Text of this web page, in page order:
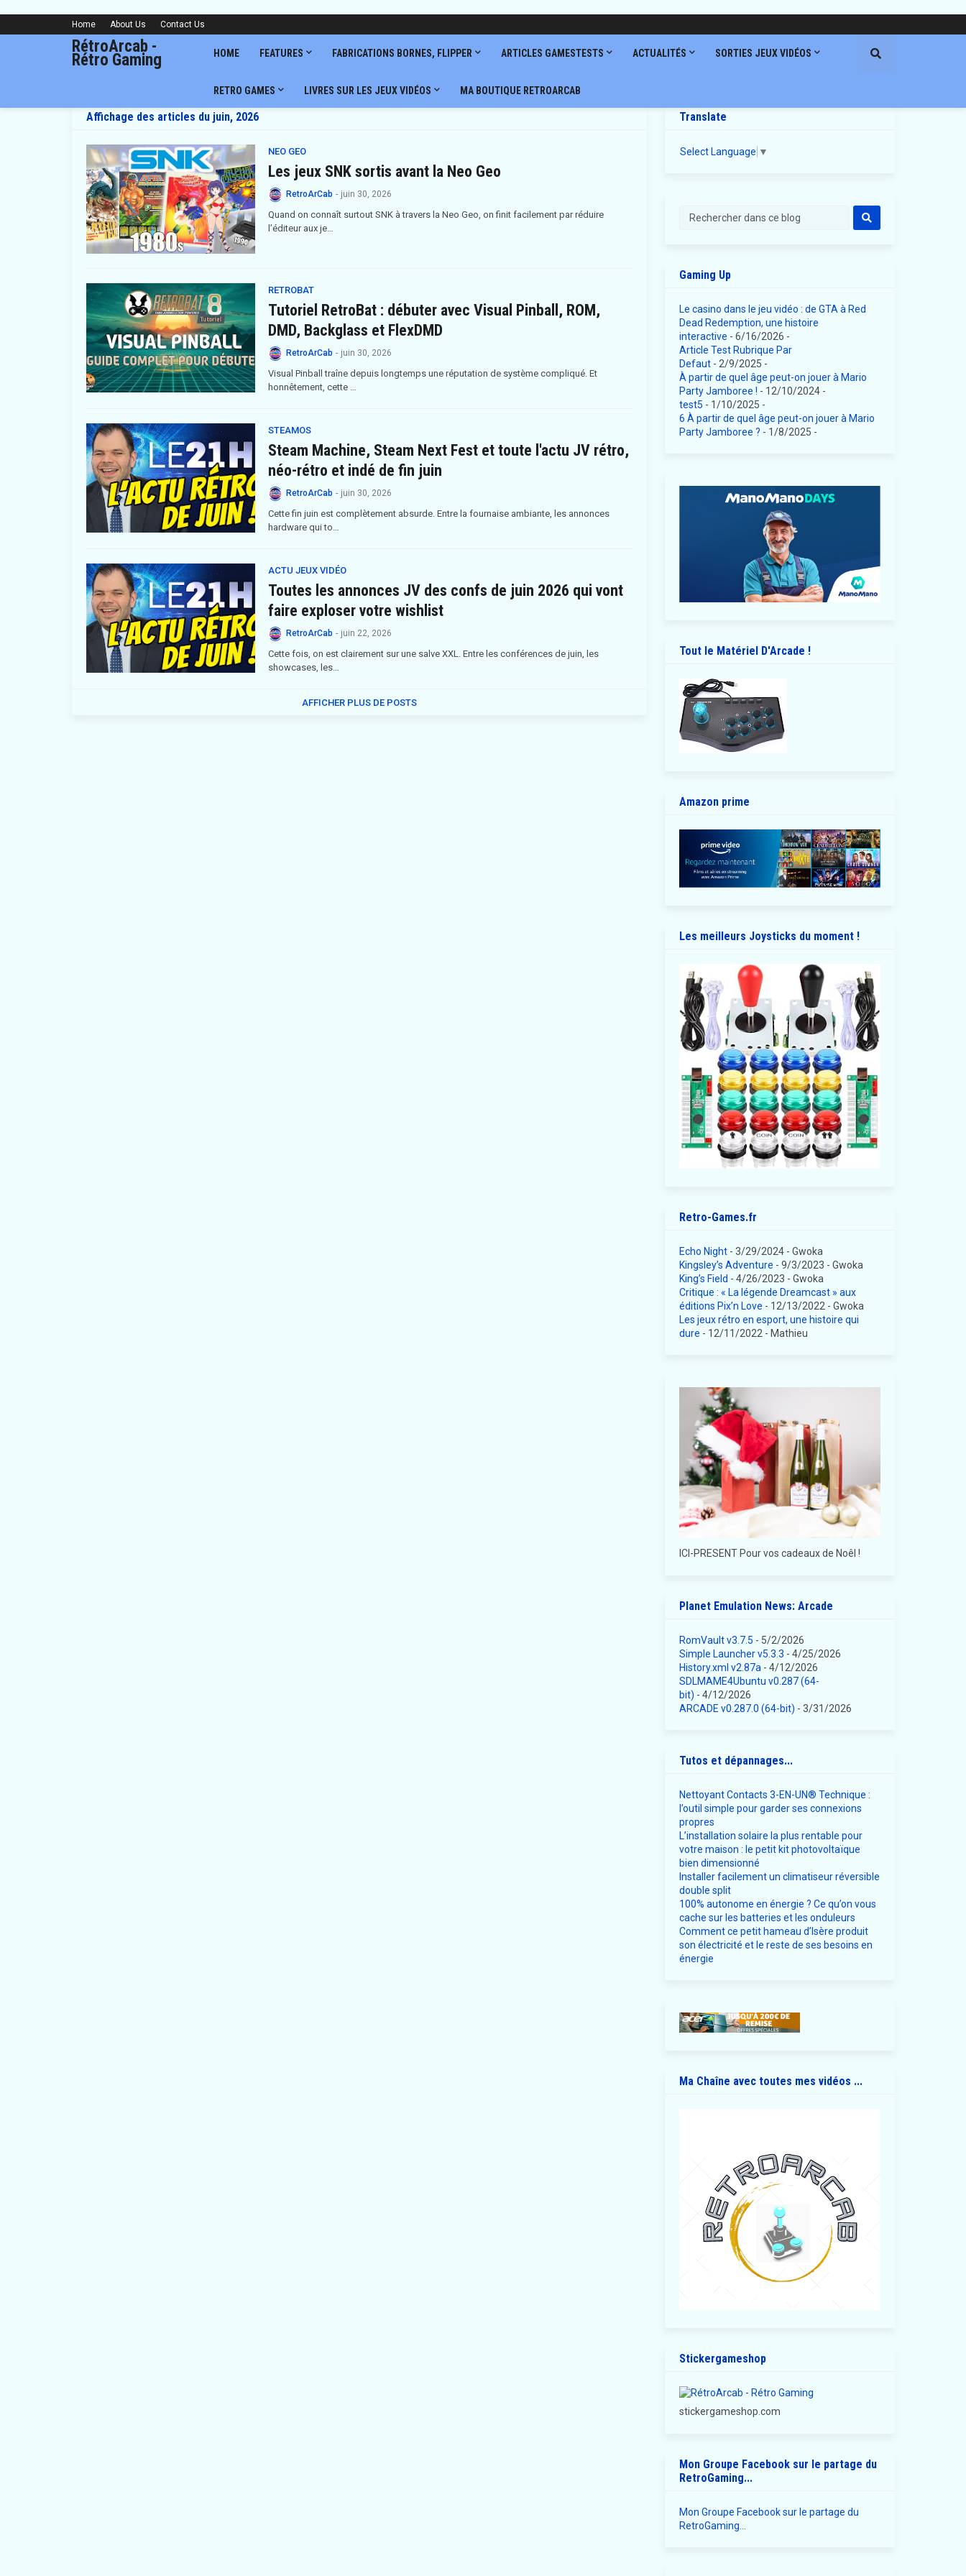
Home About Us Contact Us
RétroArcab -
Rétro Gaming HOME FEATURES FABRICATIONS BORNES, FLIPPER ARTICLES GAMESTESTS ACTUALITÉS SORTIES JEUX VIDÉOS
RETRO GAMES LIVRES SUR LES JEUX VIDÉOS MA BOUTIQUE RETROARCAB
Affichage des articles du juin, 2026
NEO GEO
Les jeux SNK sortis avant la Neo Geo
RetroArCab - juin 30, 2026
Quand on connaît surtout SNK à travers la Neo Geo, on finit facilement par réduire
l’éditeur aux je…
RETROBAT
Tutoriel RetroBat : débuter avec Visual Pinball, ROM,
DMD, Backglass et FlexDMD
RetroArCab - juin 30, 2026
Visual Pinball traîne depuis longtemps une réputation de système compliqué. Et
honnêtement, cette …
STEAMOS
Steam Machine, Steam Next Fest et toute l'actu JV rétro,
néo-rétro et indé de fin juin
RetroArCab - juin 30, 2026
Cette fin juin est complètement absurde. Entre la fournaise ambiante, les annonces
hardware qui to…
ACTU JEUX VIDÉO
Toutes les annonces JV des confs de juin 2026 qui vont
faire exploser votre wishlist
RetroArCab - juin 22, 2026
Cette fois, on est clairement sur une salve XXL. Entre les conférences de juin, les
showcases, les…
AFFICHER PLUS DE POSTS
Translate
Select Language ▼
Gaming Up
Le casino dans le jeu vidéo : de GTA à Red
Dead Redemption, une histoire
interactive - 6/16/2026 -
Article Test Rubrique Par
Defaut- 2/9/2025 -
À partir de quel âge peut-on jouer à Mario
Party Jamboree ! - 12/10/2024-
test5 - 1/10/2025 -
6 À partir de quel âge peut-on jouer à Mario
Party Jamboree ? - 1/8/2025 -
Tout le Matériel D'Arcade !
Amazon prime
Les meilleurs Joysticks du moment !
Retro-Games.fr
Echo Night- 3/29/2024- Gwoka
Kingsley’s Adventure - 9/3/2023 - Gwoka
King’s Field - 4/26/2023 - Gwoka
Critique : « La légende Dreamcast » aux
éditions Pix’n Love - 12/13/2022 - Gwoka
Les jeux rétro en esport, une histoire qui
dure - 12/11/2022 - Mathieu
ICI-PRESENT Pour vos cadeaux de Noêl !
Planet Emulation News: Arcade
RomVault v3.7.5 - 5/2/2026
Simple Launcher v5.3.3 - 4/25/2026
History.xml v2.87a - 4/12/2026
SDLMAME4Ubuntu v0.287 (64-
bit) - 4/12/2026
ARCADE v0.287.0 (64-bit) - 3/31/2026
Tutos et dépannages...
Nettoyant Contacts 3-EN-UN® Technique :
l’outil simple pour garder ses connexions
propres
L’installation solaire la plus rentable pour
votre maison : le petit kit photovoltaïque
bien dimensionné
Installer facilement un climatiseur réversible
double split
100% autonome en énergie ? Ce qu’on vous
cache sur les batteries et les onduleurs
Comment ce petit hameau d’Isère produit
son électricité et le reste de ses besoins en
énergie
Ma Chaîne avec toutes mes vidéos ...
Stickergameshop
stickergameshop.com
Mon Groupe Facebook sur le partage du
RetroGaming...
Mon Groupe Facebook sur le partage du
RetroGaming...